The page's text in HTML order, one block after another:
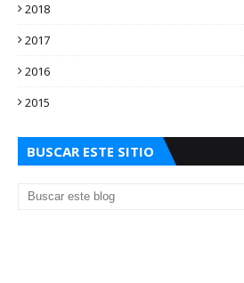
2018
2017
2016
2015
BUSCAR ESTE SITIO